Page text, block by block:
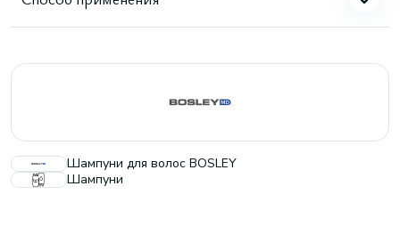
Шампуни для волос BOSLEY
Шампуни